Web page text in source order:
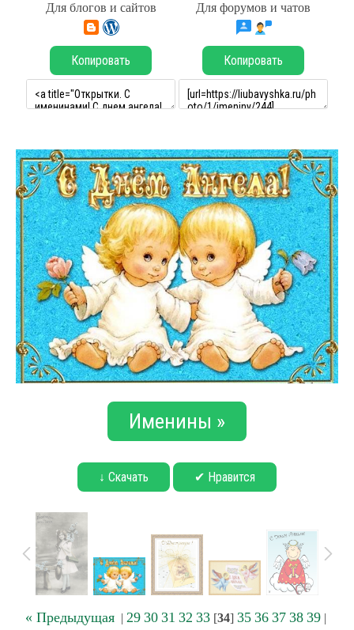
Для блогов и сайтов Для форумов и чатов
Копировать Копировать
Именины »
↓ Скачать ✔ Нравится
« Предыдущая| 29 30 31 32 33[34] 35 36 37 38 39|